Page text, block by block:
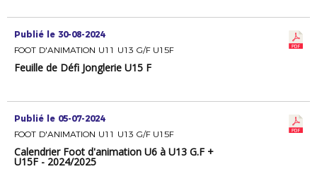
Publié le 30-08-2024
FOOT D'ANIMATION U11 U13 G/F U15F
Feuille de Défi Jonglerie U15 F
Publié le 05-07-2024
FOOT D'ANIMATION U11 U13 G/F U15F
Calendrier Foot d'animation U6 à U13 G.F +
U15F - 2024/2025